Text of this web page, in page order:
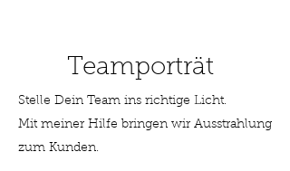
Teamporträt
Stelle Dein Team ins richtige Licht.
Mit meiner Hilfe bringen wir Ausstrahlung
zum Kunden.